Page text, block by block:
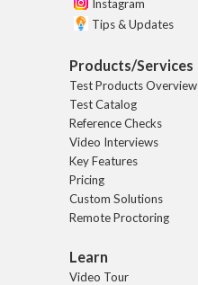
Instagram
Tips & Updates
Products/Services
Test Products Overview
Test Catalog
Reference Checks
Video Interviews
Key Features
Pricing
Custom Solutions
Remote Proctoring
Learn
Video Tour